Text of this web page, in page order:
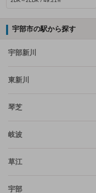
宇部市の駅から探す
宇部新川
東新川
琴芝
岐波
草江
宇部